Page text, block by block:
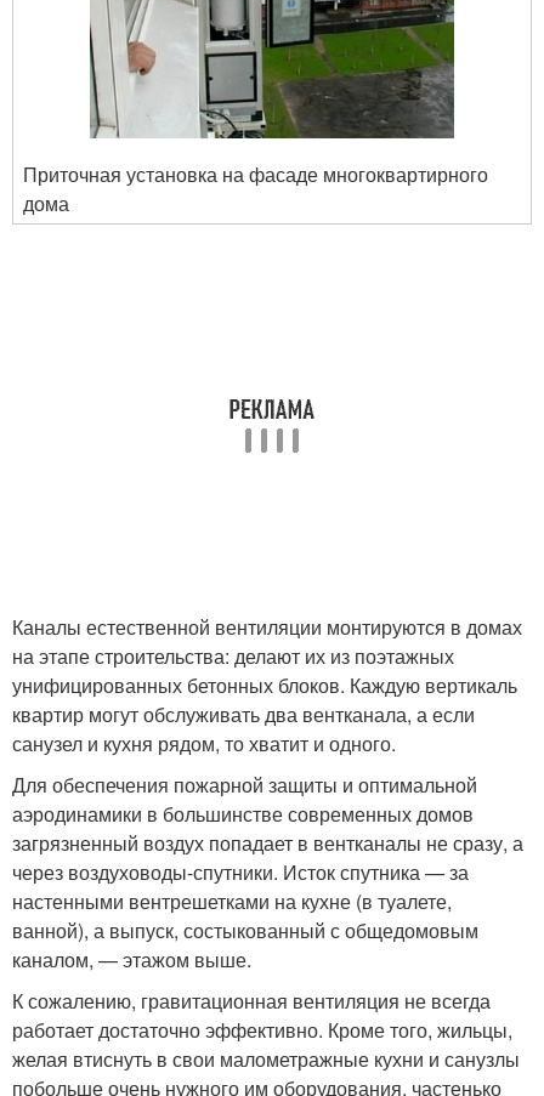
Приточная установка на фасаде многоквартирного
дома
Каналы естественной вентиляции монтируются в домах
на этапе строительства: делают их из поэтажных
унифицированных бетонных блоков. Каждую вертикаль
квартир могут обслуживать два вентканала, а если
санузел и кухня рядом, то хватит и одного.
Для обеспечения пожарной защиты и оптимальной
аэродинамики в большинстве современных домов
загрязненный воздух попадает в вентканалы не сразу, а
через воздуховоды-спутники. Исток спутника — за
настенными вентрешетками на кухне (в туалете,
ванной), а выпуск, состыкованный с общедомовым
каналом, — этажом выше.
К сожалению, гравитационная вентиляция не всегда
работает достаточно эффективно. Кроме того, жильцы,
желая втиснуть в свои малометражные кухни и санузлы
побольше очень нужного им оборудования, частенько